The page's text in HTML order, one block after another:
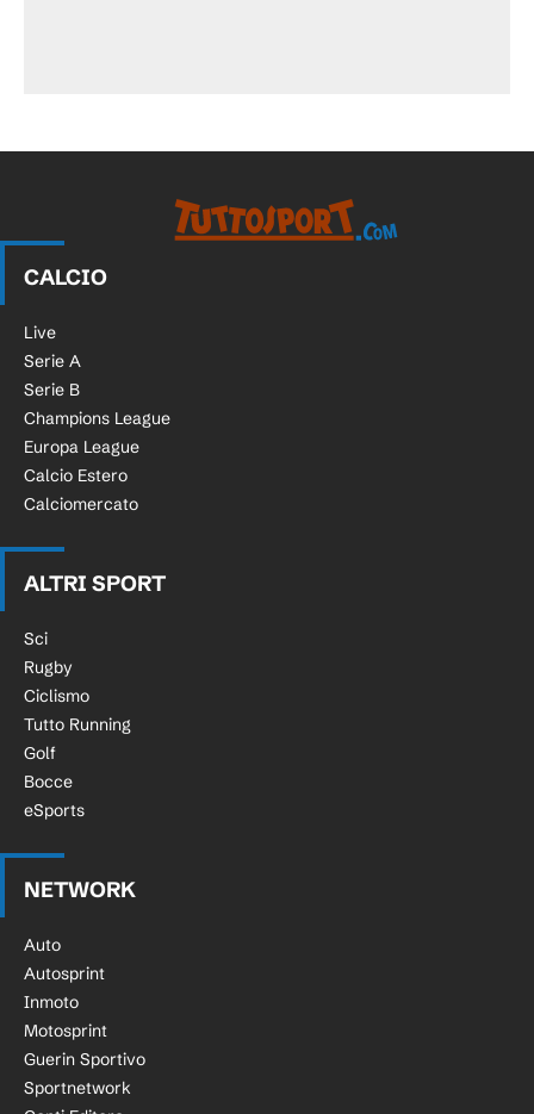
CALCIO
Live
Serie A
Serie B
Champions League
Europa League
Calcio Estero
Calciomercato
ALTRI SPORT
Sci
Rugby
Ciclismo
Tutto Running
Golf
Bocce
eSports
NETWORK
Auto
Autosprint
Inmoto
Motosprint
Guerin Sportivo
Sportnetwork